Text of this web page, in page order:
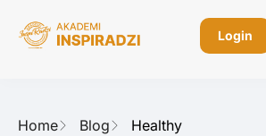
Login
Home Blog Healthy